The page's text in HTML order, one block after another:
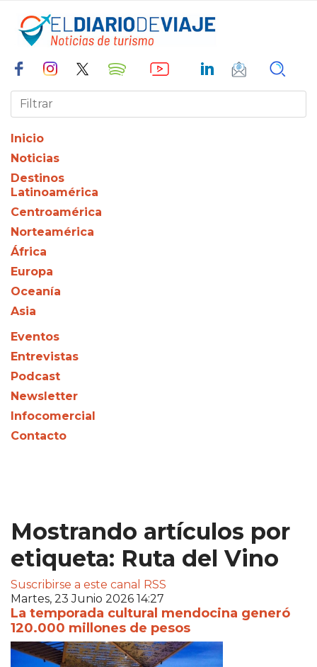
Inicio
Noticias
Destinos
Latinoamérica
Centroamérica
Norteamérica
África
Europa
Oceanía
Asia
Eventos
Entrevistas
Podcast
Newsletter
Infocomercial
Contacto
Mostrando artículos por
etiqueta: Ruta del Vino
Suscribirse a este canal RSS
Martes, 23 Junio 2026 14:27
La temporada cultural mendocina generó
120.000 millones de pesos